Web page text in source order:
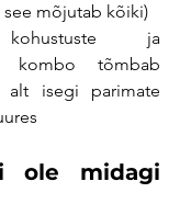
see mõjutab kõiki)
ja
kombo tõmbab
alt isegi parimate
midagi